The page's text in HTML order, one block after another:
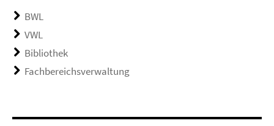
BWL
VWL
Bibliothek
Fachbereichsverwaltung